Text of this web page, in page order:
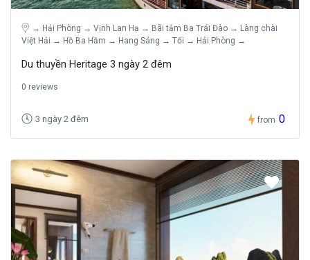
→ Hải Phòng → Vịnh Lan Hạ → Bãi tắm Ba Trái Đào → Làng chài
Việt Hải → Hồ Ba Hầm → Hang Sáng → Tối → Hải Phòng →
Du thuyền Heritage 3 ngày 2 đêm
0 reviews
3 ngày 2 đêm from 0